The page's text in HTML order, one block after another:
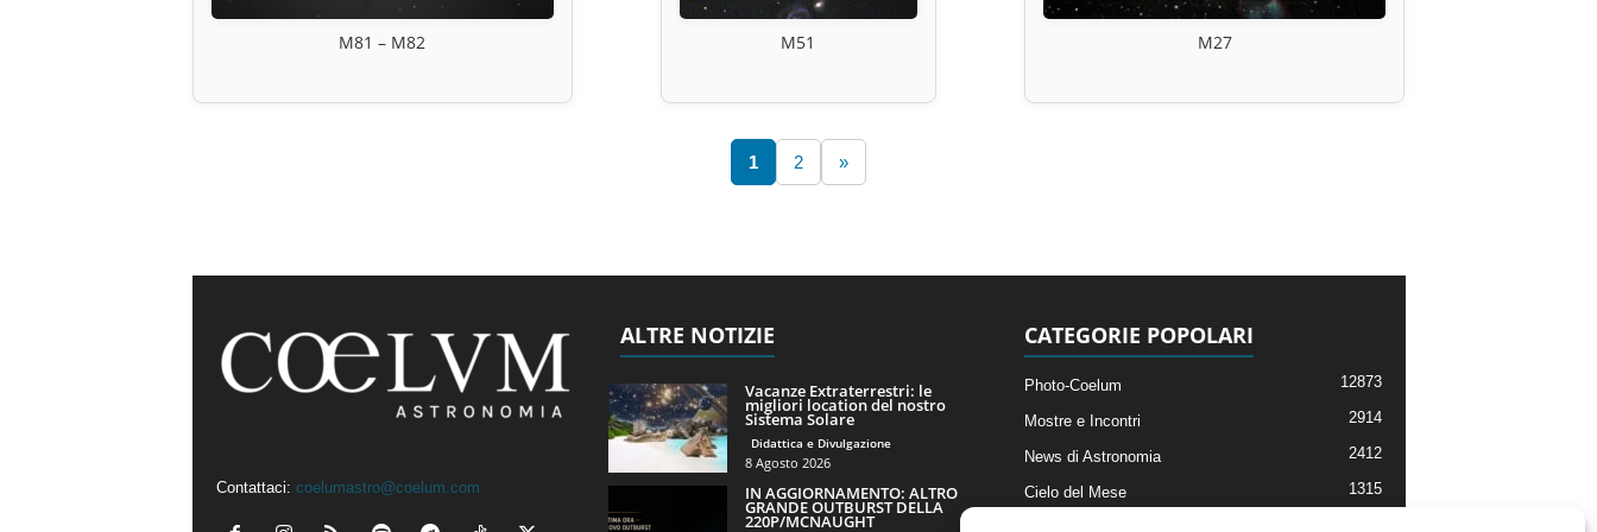
M81 – M82 M51 M27
1 2 »
Contattaci: coelumastro@coelum.com
ALTRE NOTIZIE
Vacanze Extraterrestri: le
migliori location del nostro
Sistema Solare
Didattica e Divulgazione
8 Agosto 2026
IN AGGIORNAMENTO: ALTRO
GRANDE OUTBURST DELLA
220P/MCNAUGHT
CATEGORIE POPOLARI
Photo-Coelum 12873
Mostre e Incontri 2914
News di Astronomia 2412
Cielo del Mese 1315